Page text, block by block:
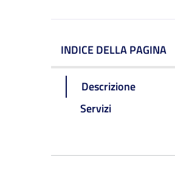
INDICE DELLA PAGINA
Descrizione
Servizi